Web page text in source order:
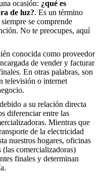
ocasión: ¿qué es
de luz?. Es un término
se comprende
No te preocupes, aquí
conocida como proveedor
de vender y facturar
En otras palabras, son
televisión o internet
a su relación directa
diferenciar entre las
Mientras que
de la electricidad
nuestros hogares, oficinas
(las comercializadoras)
finales y determinan